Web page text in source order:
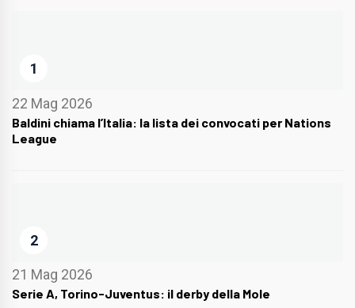
1
22 Mag 2026
Baldini chiama l’Italia: la lista dei convocati per Nations
League
2
21 Mag 2026
Serie A, Torino-Juventus: il derby della Mole